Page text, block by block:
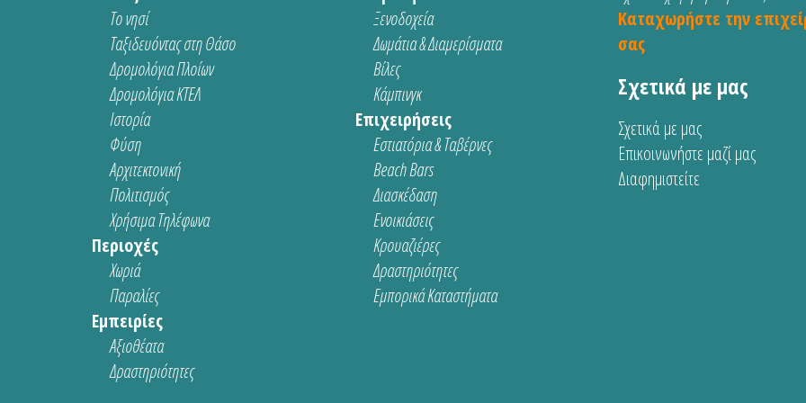
Το νησί
Ταξιδευόντας στη Θάσο
Δρομολόγια Πλοίων
Δρομολόγια ΚΤΕΛ
Ιστορία
Φύση
Αρχιτεκτονική
Πολιτισμός
Χρήσιμα Τηλέφωνα
Περιοχές
Χωριά
Παραλίες
Εμπειρίες
Αξιοθέατα
Δραστηριότητες
Ξενοδοχεία
Δωμάτια & Διαμερίσματα
Βίλες
Κάμπινγκ
Επιχειρήσεις
Εστιατόρια & Ταβέρνες
Beach Bars
Διασκέδαση
Ενοικιάσεις
Κρουαζιέρες
Δραστηριότητες
Εμπορικά Καταστήματα
Καταχωρήστε την
σας
Σχετικά με μας
Σχετικά με μας
Επικοινωνήστε μαζί μας
Διαφημιστείτε